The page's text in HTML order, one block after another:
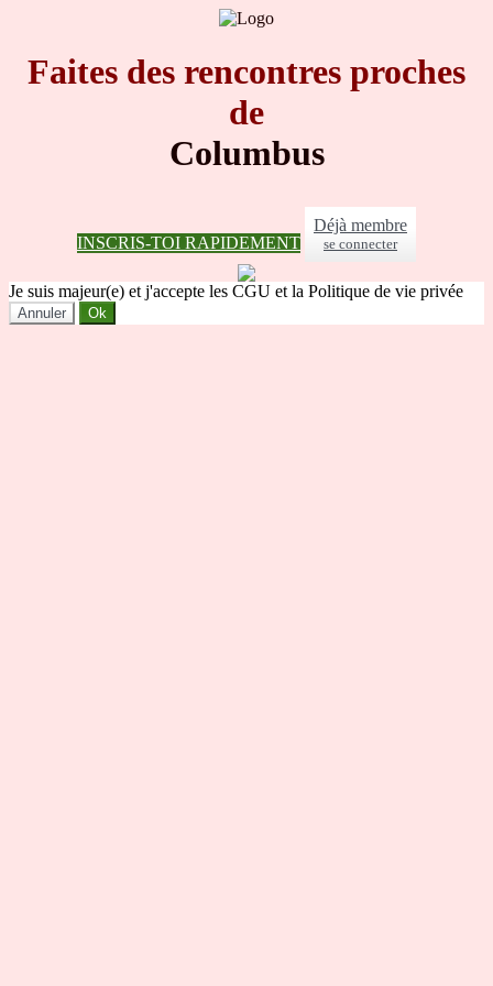
Faites des rencontres proches
de
Columbus
INSCRIS-TOI RAPIDEMENT
Déjà membre
se connecter
Je suis majeur(e) et j'accepte les CGU et la Politique de vie privée
Annuler Ok